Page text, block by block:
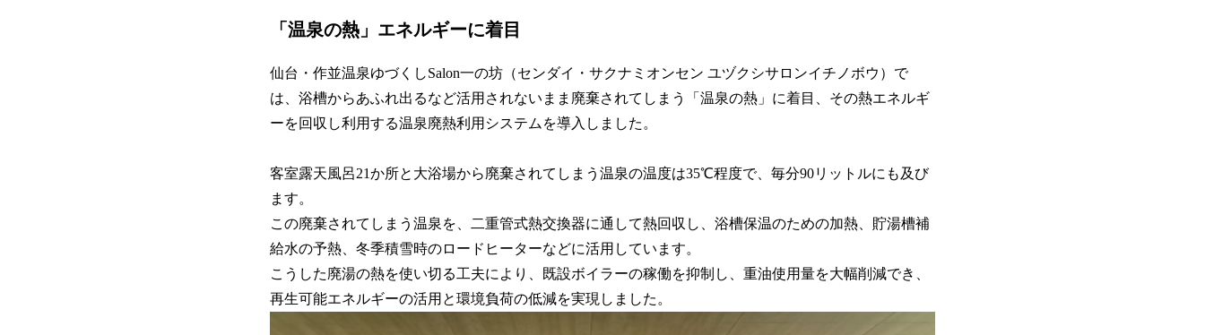
「温泉の熱」エネルギーに着目
仙台・作並温泉ゆづくしSalon一の坊（センダイ・サクナミオンセン ユヅクシサロンイチノボウ）で
は、浴槽からあふれ出るなど活用されないまま廃棄されてしまう「温泉の熱」に着目、その熱エネルギ
ーを回収し利用する温泉廃熱利用システムを導入しました。
客室露天風呂21か所と大浴場から廃棄されてしまう温泉の温度は35℃程度で、毎分90リットルにも及び
ます。
この廃棄されてしまう温泉を、二重管式熱交換器に通して熱回収し、浴槽保温のための加熱、貯湯槽補
給水の予熱、冬季積雪時のロードヒーターなどに活用しています。
こうした廃湯の熱を使い切る工夫により、既設ボイラーの稼働を抑制し、重油使用量を大幅削減でき、
再生可能エネルギーの活用と環境負荷の低減を実現しました。